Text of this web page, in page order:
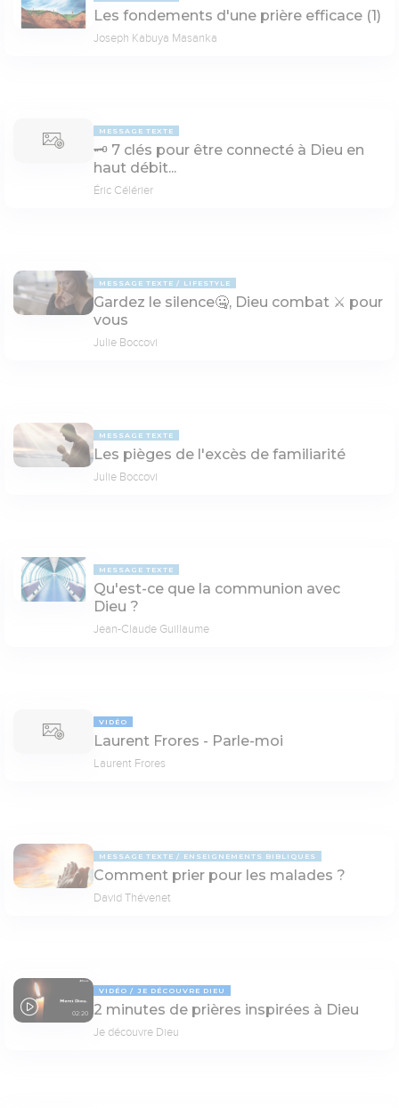
Les fondements d'une prière efficace (1)
Joseph Kabuya Masanka
MESSAGE TEXTE
🗝 7 clés pour être connecté à Dieu en
haut débit...
Éric Célérier
MESSAGE TEXTE LIFESTYLE
Gardez le silence🤐, Dieu combat ⚔ pour
vous
Julie Boccovi
MESSAGE TEXTE
Les pièges de l'excès de familiarité
Julie Boccovi
MESSAGE TEXTE
Qu'est-ce que la communion avec
Dieu ?
Jean-Claude Guillaume
VIDÉO
Laurent Frores - Parle-moi
Laurent Frores
MESSAGE TEXTE ENSEIGNEMENTS BIBLIQUES
Comment prier pour les malades ?
David Thévenet
02:20
VIDÉO JE DÉCOUVRE DIEU
2 minutes de prières inspirées à Dieu
Je découvre Dieu